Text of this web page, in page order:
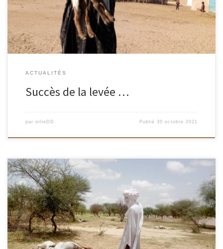
ACTUALITÉS
Succès de la levée …
par orlieDD Publié30 octobre 2021
Une terrible tragédie a frappé le village des peuls dans la nuit du
20 au 21 juillet, 157 chèvres ont été tuées […]